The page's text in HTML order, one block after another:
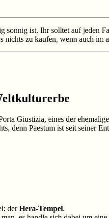
sonnig ist. Ihr solltet auf jeden
nichts zu kaufen, wenn auch
Giustizia, eines der
denn Paestum ist seit seiner
derHera-Tempel.